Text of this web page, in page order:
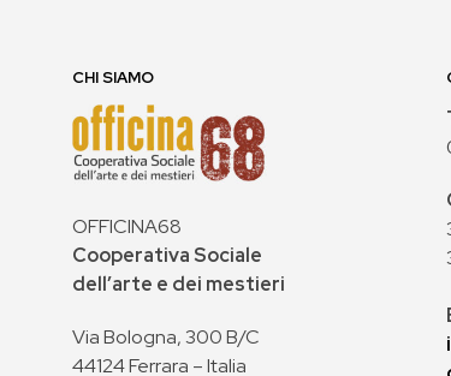
CHI SIAMO
OFFICINA68
Cooperativa Sociale
dell’arte e dei mestieri
Via Bologna, 300 B/C
44124 Ferrara – Italia